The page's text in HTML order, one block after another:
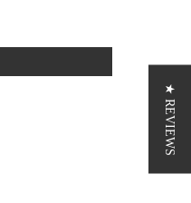
★ REVIEWS